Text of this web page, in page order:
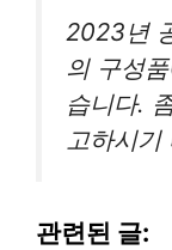
2023년
의 구성
습니다.
고하시기
관련된 글: